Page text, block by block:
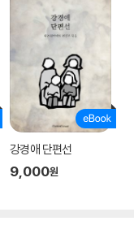
강경애 단편선
9,000원